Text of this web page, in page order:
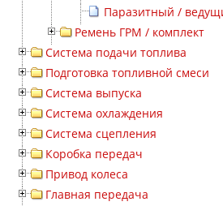
Паразитный /
Ремень ГРМ / комплект
Система подачи топлива
Подготовка топливной смеси
Система выпуска
Система охлаждения
Система сцепления
Коробка передач
Привод колеса
Главная передача